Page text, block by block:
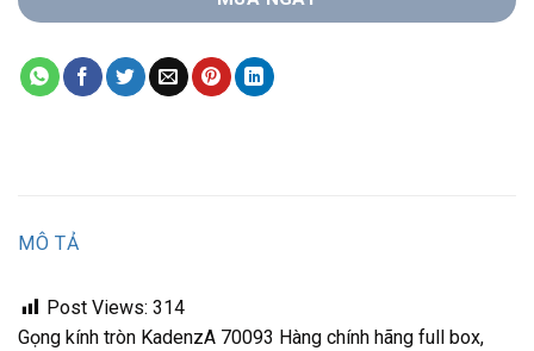
MÔ TẢ
Post Views: 314
Gọng kính tròn KadenzA 70093 Hàng chính hãng full box,